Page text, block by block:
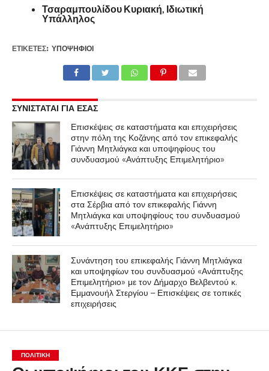
Τσαραμπουλίδου Κυριακή, Ιδιωτική
Υπάλληλος
ΕΤΙΚΕΤΕΣ: ΥΠΟΨΉΦΙΟΙ
ΣΥΝΙΣΤΑΤΑΙ ΓΙΑ ΕΣΑΣ
Επισκέψεις σε καταστήματα και επιχειρήσεις
στην πόλη της Κοζάνης από τον επικεφαλής
Γιάννη Μητλιάγκα και υποψηφίους του
συνδυασμού «Ανάπτυξης Επιμελητήριο»
Επισκέψεις σε καταστήματα και επιχειρήσεις
στα Σέρβια από τον επικεφαλής Γιάννη
Μητλιάγκα και υποψηφίους του συνδυασμού
«Ανάπτυξης Επιμελητήριο»
Συνάντηση του επικεφαλής Γιάννη Μητλιάγκα
και υποψηφίων του συνδυασμού «Ανάπτυξης
Επιμελητήριο» με τον Δήμαρχο Βελβεντού κ.
Εμμανουήλ Στεργίου – Επισκέψεις σε τοπικές
επιχειρήσεις
ΠΟΛΙΤΙΚΉ